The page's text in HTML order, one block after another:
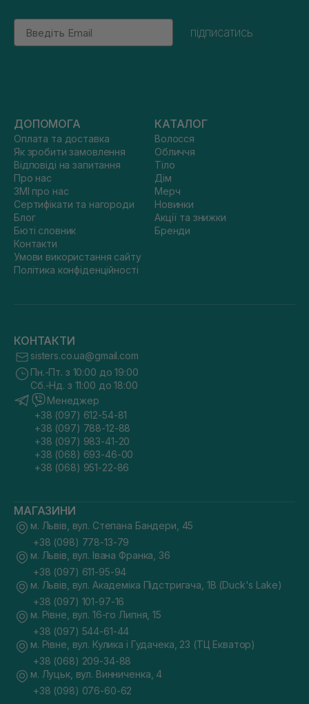
Email
підписатись
ДОПОМОГА
Оплата та доставка
Як зробити замовлення
Відповіді на запитання
Про нас
ЗМІ про нас
Сертифікати та нагороди
Блог
Бюті словник
Контакти
Умови використання сайту
Політика конфіденційності
КАТАЛОГ
Волосся
Обличчя
Тіло
Дім
Мерч
Новинки
Акції та знижки
Бренди
КОНТАКТИ
sisters.co.ua@gmail.com
Пн.-Пт. з 10:00 до 19:00
Сб.-Нд. з 11:00 до 18:00
Менеджер
+38 (097) 612-54-81
+38 (097) 788-12-88
+38 (097) 983-41-20
+38 (068) 693-46-00
+38 (068) 951-22-86
МАГАЗИНИ
м. Львів, вул. Степана Бандери, 45
+38 (098) 778-13-79
м. Львів, вул. Івана Франка, 36
+38 (097) 611-95-94
м. Львів, вул. Академіка Підстригача, 1В (Duck's Lake)
+38 (097) 101-97-16
м. Рівне, вул. 16-го Липня, 15
+38 (097) 544-61-44
м. Рівне, вул. Кулика і Гудачека, 23 (ТЦ Екватор)
+38 (068) 209-34-88
м. Луцьк, вул. Винниченка, 4
+38 (098) 076-60-62